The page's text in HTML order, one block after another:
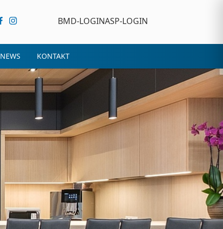
BMD-LOGINASP-LOGIN
NEWS KONTAKT